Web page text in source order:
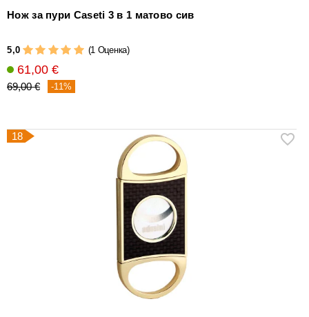
Нож за пури Caseti 3 в 1 матово сив
5,0 (1 Оценка)
61,00 €
69,00 € -11%
18